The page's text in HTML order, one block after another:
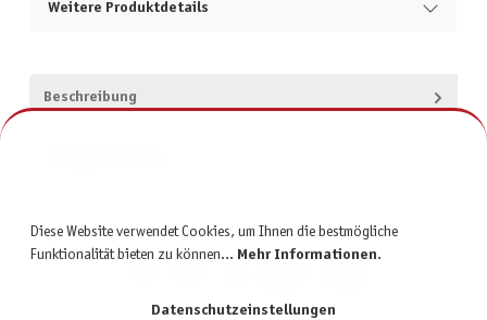
Weitere Produktdetails
Beschreibung
Diese Website verwendet Cookies, um Ihnen die bestmögliche
Funktionalität bieten zu können... Mehr Informationen.
Datenschutzeinstellungen